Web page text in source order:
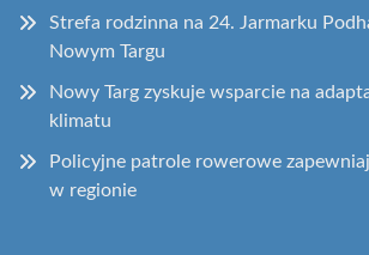
Strefa rodzinna na 24. Jarmarku
Nowym Targu
Nowy Targ zyskuje wsparcie na
klimatu
Policyjne patrole rowerowe
w regionie